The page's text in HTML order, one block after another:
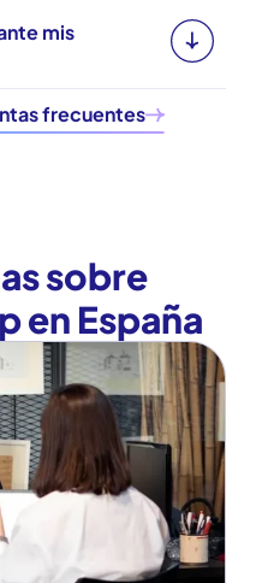
mis
de centro y un tutor dual de
frecuentes
sobre
en España